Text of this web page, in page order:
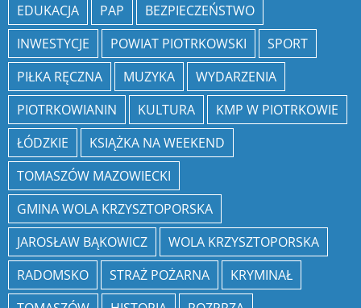
EDUKACJA
PAP
BEZPIECZEŃSTWO
INWESTYCJE
POWIAT PIOTRKOWSKI
SPORT
PIŁKA RĘCZNA
MUZYKA
WYDARZENIA
PIOTRKOWIANIN
KULTURA
KMP W PIOTRKOWIE
ŁÓDZKIE
KSIĄŻKA NA WEEKEND
TOMASZÓW MAZOWIECKI
GMINA WOLA KRZYSZTOPORSKA
JAROSŁAW BĄKOWICZ
WOLA KRZYSZTOPORSKA
RADOMSKO
STRAŻ POŻARNA
KRYMINAŁ